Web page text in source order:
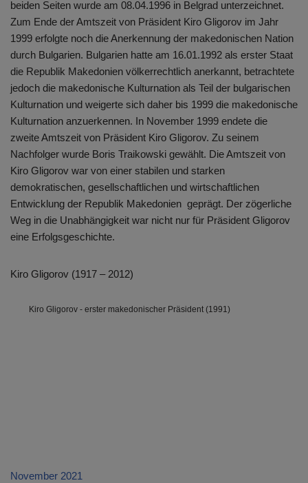
beiden Seiten wurde am 08.04.1996 in Belgrad unterzeichnet.
Zum Ende der Amtszeit von Präsident Kiro Gligorov im Jahr
1999 erfolgte noch die Anerkennung der makedonischen Nation
durch Bulgarien. Bulgarien hatte am 16.01.1992 als erster Staat
die Republik Makedonien völkerrechtlich anerkannt, betrachtete
jedoch die makedonische Kulturnation als Teil der bulgarischen
Kulturnation und weigerte sich daher bis 1999 die makedonische
Kulturnation anzuerkennen. In November 1999 endete die
zweite Amtszeit von Präsident Kiro Gligorov. Zu seinem
Nachfolger wurde Boris Traikowski gewählt. Die Amtszeit von
Kiro Gligorov war von einer stabilen und starken
demokratischen, gesellschaftlichen und wirtschaftlichen
Entwicklung der Republik Makedonien geprägt. Der zögerliche
Weg in die Unabhängigkeit war nicht nur für Präsident Gligorov
eine Erfolgsgeschichte.
Kiro Gligorov (1917 – 2012)
Kiro Gligorov - erster makedonischer Präsident (1991)
November 2021